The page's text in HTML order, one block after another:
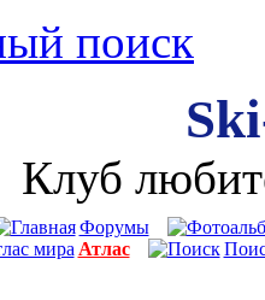
поиск
Клуб
Форумы
Атлас